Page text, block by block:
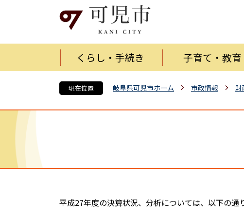
くらし・手続き 子育て・教育
現在位置 岐阜県可児市ホーム 市政情報 財
平成27年度の決算状況、分析については、以下の通